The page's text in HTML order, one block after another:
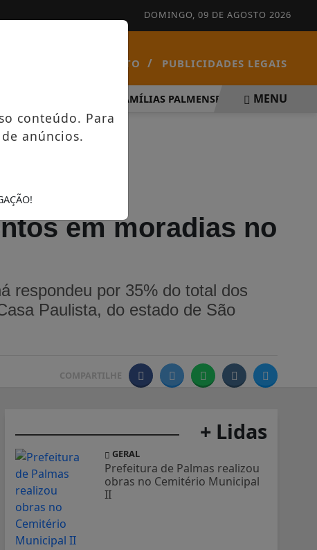
DOMINGO, 09 DE AGOSTO 2026
CONTATO / PUBLICIDADES LEGAIS
SANTO FAMÍLIAS PALMENSES FORAM MENU
em moradias no
respondeu por 35% do total dos
Paulista, do estado de São
COMPARTILHE
+ Lidas
GERAL
Prefeitura de Palmas realizou
obras no Cemitério Municipal
II
conteúdo. Para
anúncios.